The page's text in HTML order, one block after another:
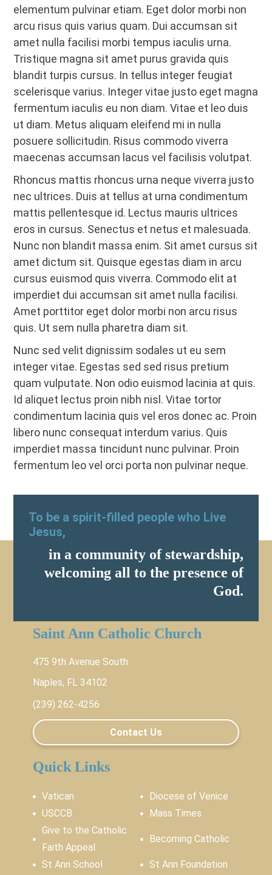
elementum pulvinar etiam. Eget dolor morbi non
arcu risus quis varius quam. Dui accumsan sit
amet nulla facilisi morbi tempus iaculis urna.
Tristique magna sit amet purus gravida quis
blandit turpis cursus. In tellus integer feugiat
scelerisque varius. Integer vitae justo eget magna
fermentum iaculis eu non diam. Vitae et leo duis
ut diam. Metus aliquam eleifend mi in nulla
posuere sollicitudin. Risus commodo viverra
maecenas accumsan lacus vel facilisis volutpat.
Rhoncus mattis rhoncus urna neque viverra justo
nec ultrices. Duis at tellus at urna condimentum
mattis pellentesque id. Lectus mauris ultrices
eros in cursus. Senectus et netus et malesuada.
Nunc non blandit massa enim. Sit amet cursus sit
amet dictum sit. Quisque egestas diam in arcu
cursus euismod quis viverra. Commodo elit at
imperdiet dui accumsan sit amet nulla facilisi.
Amet porttitor eget dolor morbi non arcu risus
quis. Ut sem nulla pharetra diam sit.
Nunc sed velit dignissim sodales ut eu sem
integer vitae. Egestas sed sed risus pretium
quam vulputate. Non odio euismod lacinia at quis.
Id aliquet lectus proin nibh nisl. Vitae tortor
condimentum lacinia quis vel eros donec ac. Proin
libero nunc consequat interdum varius. Quis
imperdiet massa tincidunt nunc pulvinar. Proin
fermentum leo vel orci porta non pulvinar neque.
To be a spirit-filled people who Live
Jesus,
in a community of stewardship,
welcoming all to the presence of
God.
Saint Ann Catholic Church
475 9th Avenue South
Naples, FL 34102
(239) 262-4256
Contact Us
Quick Links
Vatican
Diocese of Venice
USCCB
Mass Times
Give to the Catholic
Faith Appeal
Becoming Catholic
St Ann School St Ann Foundation